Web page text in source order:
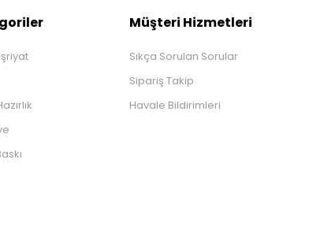
Müşteri Hizmetleri
Sıkça Sorulan Sorular
Sipariş Takip
Havale Bildirimleri